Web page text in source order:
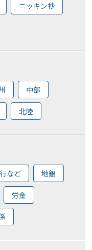
ニッキン抄
中部
北陸
など 地銀
労金